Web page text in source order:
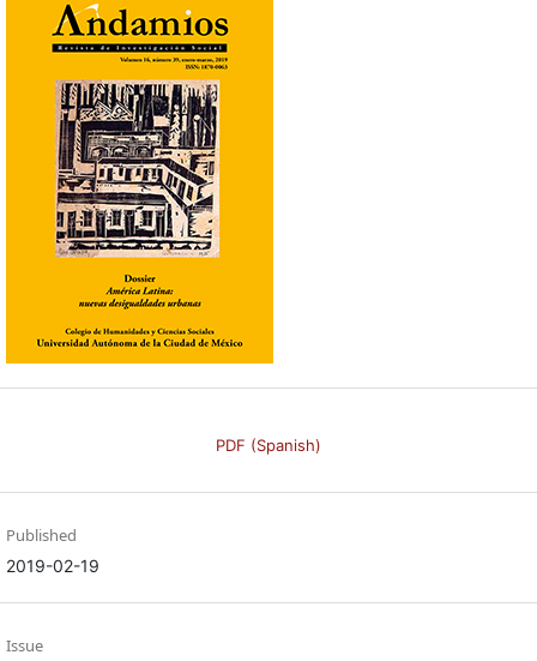
PDF (Spanish)
Published
2019-02-19
Issue